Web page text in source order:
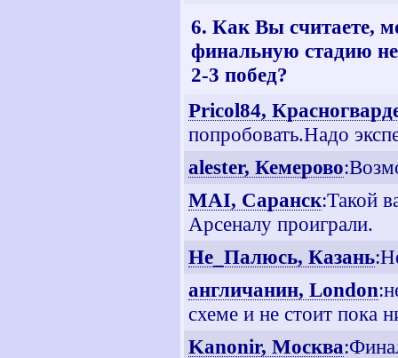
6. Как Вы считаете,
финальную стадию
2-3 побед?
Pricol84,
попробовать.Надо
alester, Кемерово
MAI, Саранск:Такой
Арсеналу проиграли.
Не_Палюсь, Казань
англичанин, London
схеме и не стоит пока
Kanonir, Москва